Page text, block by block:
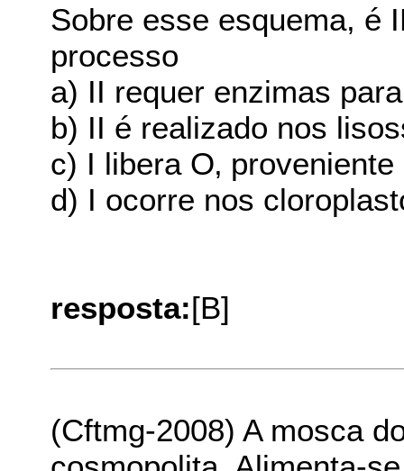
Sobre esse esquema, é
processo
a) II requer enzimas
b) II é realizado nos
c) I libera O‚
d) I ocorre nos
resposta:[B]
(Cftmg-2008) A mosca